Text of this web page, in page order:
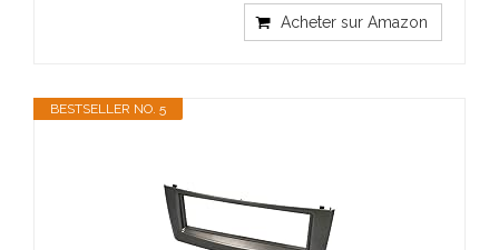
Acheter sur Amazon
BESTSELLER NO. 5